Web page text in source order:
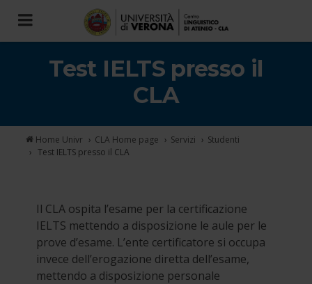
Toggle
navigation
Test IELTS presso il
CLA
Home Univr CLA Home page Servizi
Studenti
Test IELTS presso il CLA
Il CLA ospita l’esame per la certificazione
IELTS mettendo a disposizione le aule per le
prove d’esame. L’ente certificatore si occupa
invece dell’erogazione diretta dell’esame,
mettendo a disposizione personale